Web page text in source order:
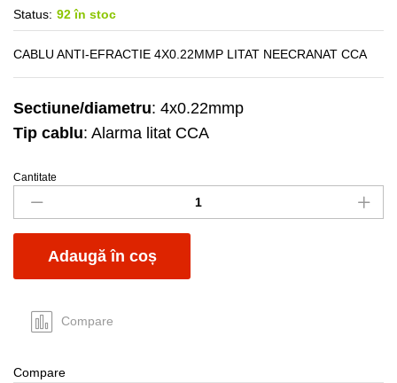
Status: 92 în stoc
CABLU ANTI-EFRACTIE 4X0.22MMP LITAT NEECRANAT CCA
Sectiune/diametru: 4x0.22mmp
Tip cablu: Alarma litat CCA
Cablu
alarma
4x0.22mmp
neecranat
CCA
Cantitate
Adaugă în coș
Compare
Compare